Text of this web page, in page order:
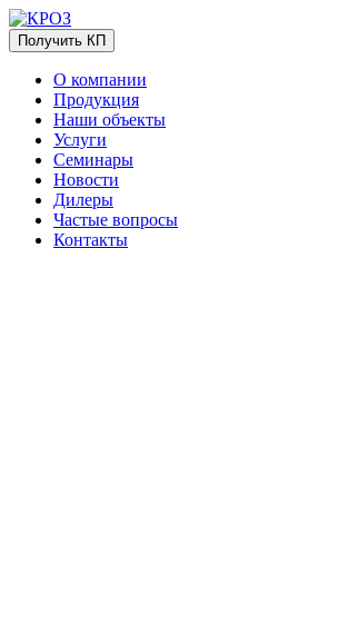
Получить КП
О компании
Продукция
Наши объекты
Услуги
Семинары
Новости
Дилеры
Частые вопросы
Контакты